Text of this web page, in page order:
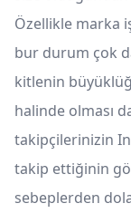
Özellikle marka
bur durum çok
kitlenin
halinde olması
takipçilerinizin
takip ettiğinin
sebeplerden